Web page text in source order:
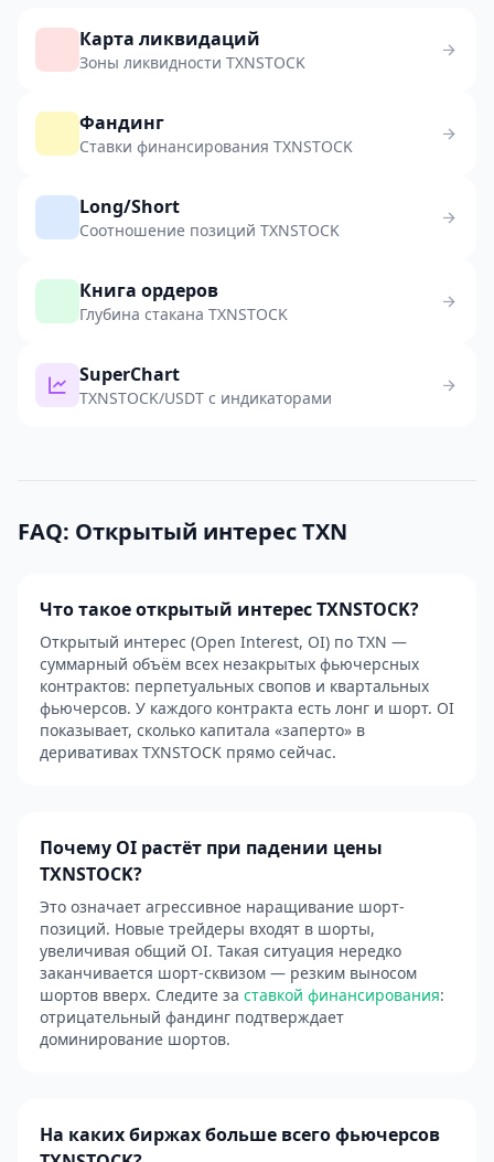
Карта ликвидаций
Зоны ликвидности TXNSTOCK
Фандинг
Ставки финансирования TXNSTOCK
Long/Short
Соотношение позиций TXNSTOCK
Книга ордеров
Глубина стакана TXNSTOCK
SuperChart
TXNSTOCK/USDT с индикаторами
FAQ: Открытый интерес TXN
Что такое открытый интерес TXNSTOCK?
Открытый интерес (Open Interest, OI) по TXN —
суммарный объём всех незакрытых фьючерсных
контрактов: перпетуальных свопов и квартальных
фьючерсов. У каждого контракта есть лонг и шорт. OI
показывает, сколько капитала «заперто» в
деривативах TXNSTOCK прямо сейчас.
Почему OI растёт при падении цены
TXNSTOCK?
Это означает агрессивное наращивание шорт-
позиций. Новые трейдеры входят в шорты,
увеличивая общий OI. Такая ситуация нередко
заканчивается шорт-сквизом — резким выносом
шортов вверх. Следите за ставкой финансирования:
отрицательный фандинг подтверждает
доминирование шортов.
На каких биржах больше всего фьючерсов